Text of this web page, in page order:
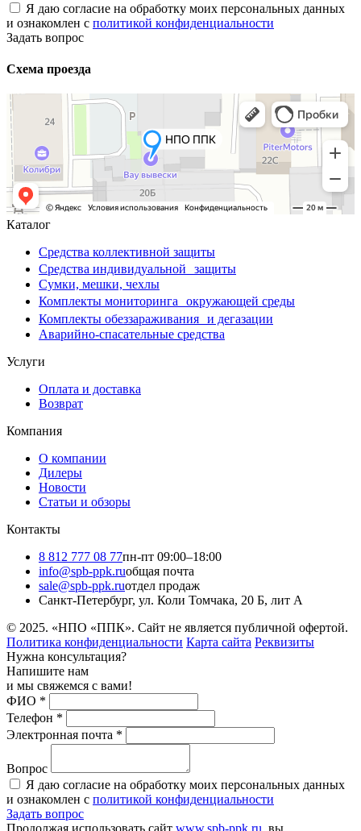
Я даю согласие на обработку моих персональных данных
и ознакомлен с политикой конфиденциальности
Задать вопрос
Схема проезда
Каталог
Средства коллективной защиты
Средства индивидуальной защиты
Сумки, мешки, чехлы
Комплекты мониторинга окружающей среды
Комплекты обеззараживания и дегазации
Аварийно-спасательные средства
Услуги
Оплата и доставка
Возврат
Компания
О компании
Дилеры
Новости
Статьи и обзоры
Контакты
8 812 777 08 77пн-пт 09:00–18:00
info@spb-ppk.ruобщая почта
sale@spb-ppk.ruотдел продаж
Санкт-Петербург, ул. Коли Томчака, 20 Б, лит А
© 2025. «НПО «ППК». Сайт не является публичной офертой.
Политика конфиденциальности Карта сайта Реквизиты
Нужна консультация?
Напишите нам
и мы свяжемся с вами!
ФИО *
Телефон *
Электронная почта *
Вопрос
Я даю согласие на обработку моих персональных данных
и ознакомлен с политикой конфиденциальности
Задать вопрос